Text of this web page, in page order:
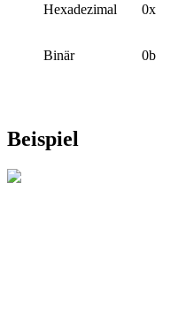
Hexadezimal 0x
Binär 0b
Beispiel